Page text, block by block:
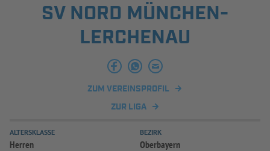
INFOTHEK SPIELPLUS
SV NORD MÜNCHEN-
LERCHENAU
ZUM VEREINSPROFIL
ZUR LIGA
ALTERSKLASSE
Herren
BEZIRK
Oberbayern